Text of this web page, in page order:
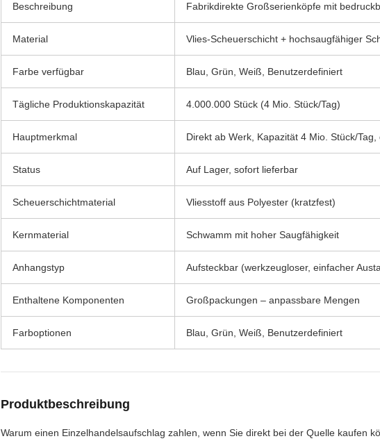
Beschreibung Fabrikdirekte Großserienköpfe mit
Material Vlies-Scheuerschicht + hochsaugfähiger
Farbe verfügbar Blau, Grün, Weiß, Benutzerdefiniert
Tägliche Produktionskapazität 4.000.000 Stück (4 Mio. Stück/Tag)
Hauptmerkmal Direkt ab Werk, Kapazität 4 Mio. Stück/
Status Auf Lager, sofort lieferbar
Scheuerschichtmaterial Vliesstoff aus Polyester (kratzfest)
Kernmaterial Schwamm mit hoher Saugfähigkeit
Anhangstyp Aufsteckbar (werkzeugloser, einfacher
Enthaltene Komponenten Großpackungen – anpassbare Mengen
Farboptionen Blau, Grün, Weiß, Benutzerdefiniert
Produktbeschreibung
Warum einen Einzelhandelsaufschlag zahlen, wenn Sie direkt bei der Quelle kaufen